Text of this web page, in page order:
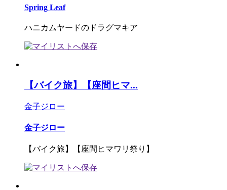
Spring Leaf
ハニカムヤードのドラグマキア
【バイク旅】【座間ヒマ...
金子ジロー
金子ジロー
【バイク旅】【座間ヒマワリ祭り】